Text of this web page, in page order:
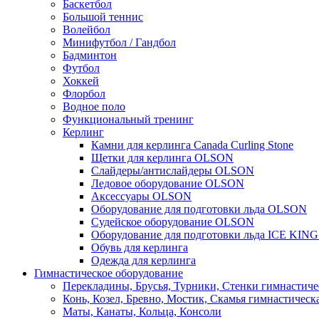
Баскетбол
Большой теннис
Волейбол
Минифутбол / Гандбол
Бадминтон
Футбол
Хоккей
Флорбол
Водное поло
Функциональный тренинг
Керлинг
Камни для керлинга Canada Curling Stone
Щетки для керлинга OLSON
Слайдеры/антислайдеры OLSON
Ледовое оборудование OLSON
Аксессуары OLSON
Оборудование для подготовки льда OLSON
Судейское оборудование OLSON
Оборудование для подготовки льда ICE
Обувь для керлинга
Одежда для керлинга
Гимнастическое оборудование
Перекладины, Брусья, Турники, Стенки
Конь, Козел, Бревно, Мостик, Скамья
Маты, Канаты, Кольца, Консоли